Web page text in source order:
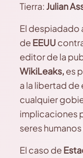
Tierra: Julian
El despiadado
de EEUU
editor de la
WikiLeaks, es
a la libertad
cualquier
implicaciones
seres
El caso de